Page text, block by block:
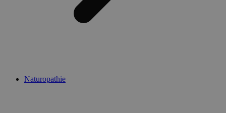
Naturopathie